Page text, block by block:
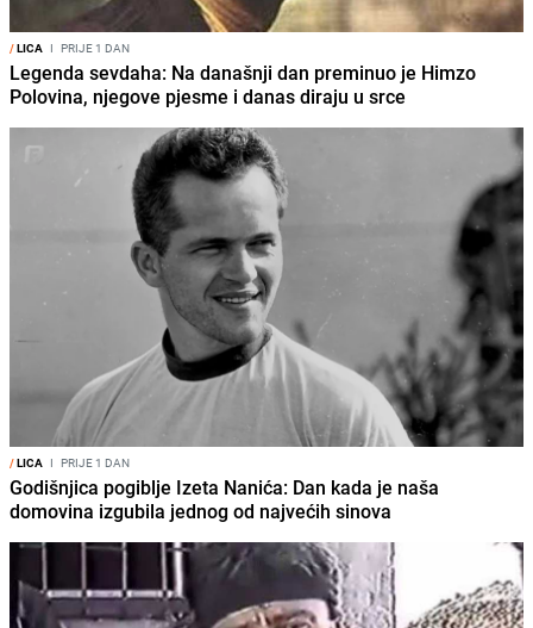
/LICA I PRIJE 1 DAN
Legenda sevdaha: Na današnji dan preminuo je Himzo
Polovina, njegove pjesme i danas diraju u srce
/LICA I PRIJE 1 DAN
Godišnjica pogiblje Izeta Nanića: Dan kada je naša
domovina izgubila jednog od najvećih sinova